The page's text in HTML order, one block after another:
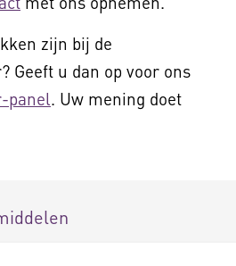
zijn bij de
Geeft u dan op voor ons
panel. Uw mening doet